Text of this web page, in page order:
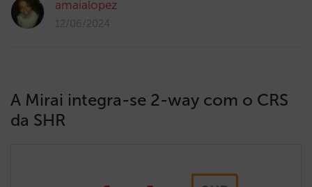
amaialopez
12/06/2024
A Mirai integra-se 2-way com o CRS
da SHR